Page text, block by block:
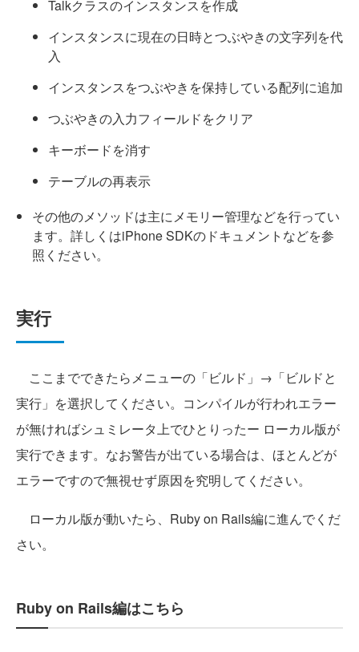
Talkクラスのインスタンスを作成
インスタンスに現在の日時とつぶやきの文字列を代
入
インスタンスをつぶやきを保持している配列に追加
つぶやきの入力フィールドをクリア
キーボードを消す
テーブルの再表示
その他のメソッドは主にメモリー管理などを行ってい
ます。詳しくはiPhone SDKのドキュメントなどを参
照ください。
実行
ここまでできたらメニューの「ビルド」→「ビルドと
実行」を選択してください。コンパイルが行われエラー
が無ければシュミレータ上でひとりったー ローカル版が
実行できます。なお警告が出ている場合は、ほとんどが
エラーですので無視せず原因を究明してください。
ローカル版が動いたら、Ruby on Rails編に進んでくだ
さい。
Ruby on Rails編はこちら